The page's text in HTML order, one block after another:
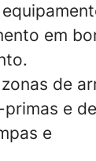
em
de
e
e